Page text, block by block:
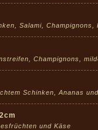
Salami, Champignons,
Champignons,
Schinken, Ananas
und Käse